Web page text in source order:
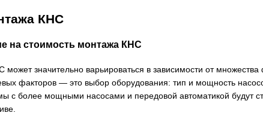
КНС
на стоимость монтажа КНС
значительно варьироваться в зависимости от
факторов — это выбор оборудования: тип и мощность
с более мощными насосами и передовой автоматикой будут